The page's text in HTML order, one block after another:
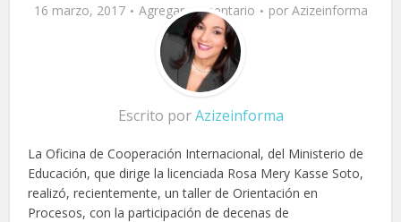
16 marzo, 2017 Agregar comentario por Azizeinforma
Escrito porAzizeinforma
La Oficina de Cooperación Internacional, del Ministerio de
Educación, que dirige la licenciada Rosa Mery Kasse Soto,
realizó, recientemente, un taller de Orientación en
Procesos, con la participación de decenas de